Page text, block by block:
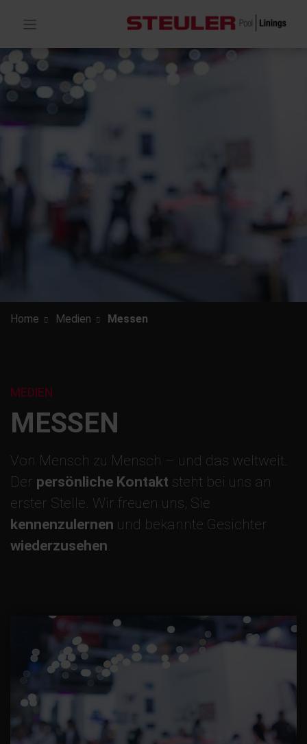
Home Medien Messen
MESSEN
MEDIEN
Von Mensch zu Mensch – und das weltweit.
Der persönliche Kontakt steht bei uns an
erster Stelle. Wir freuen uns, Sie
kennenzulernen und bekannte Gesichter
wiederzusehen